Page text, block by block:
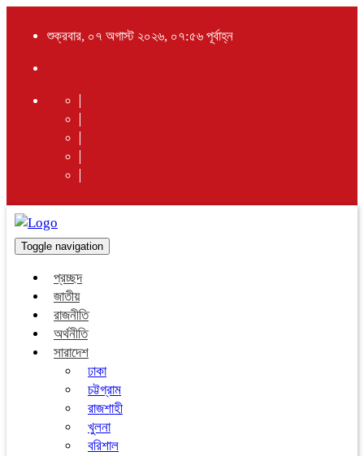
শুক্রবার, ০৭ অগাস্ট ২০২৬, ০৭:৫৬ পূর্বাহ্ন
Toggle navigation
প্রচ্ছদ
জাতীয়
রাজনীতি
অর্থনীতি
সারাদেশ
ঢাকা
চট্টগ্রাম
রাজশাহী
খুলনা
বরিশাল